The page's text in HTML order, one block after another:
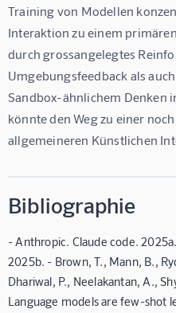
Training von Modellen
Interaktion zu einem
durch grossangelegtes
Umgebungsfeedback als
Sandbox-ähnlichem Denken
könnte den Weg zu einer
allgemeineren Künstlichen
Bibliographie
- Anthropic. Claude code.
2025b. - Brown, T., Mann, B.,
Dhariwal, P., Neelakantan, A.,
Language models are few-shot